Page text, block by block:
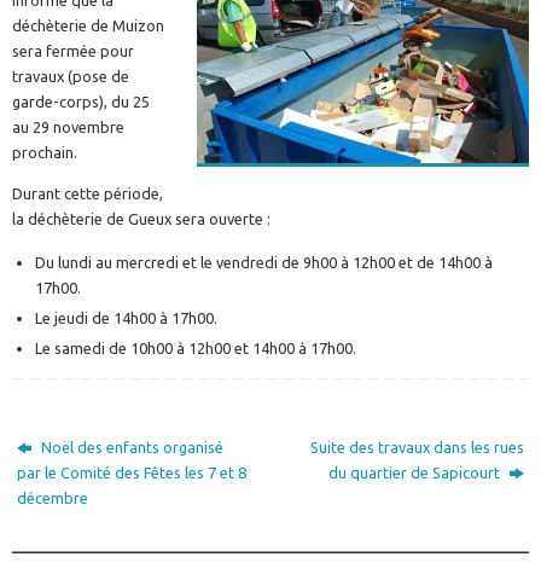
déchèterie de Muizon
sera fermée pour
travaux (pose de
garde-corps), du 25
au 29 novembre
prochain.
Durant cette période,
la déchèterie de Gueux sera ouverte :
Du lundi au mercredi et le vendredi de 9h00 à 12h00 et de 14h00 à
17h00.
Le jeudi de 14h00 à 17h00.
Le samedi de 10h00 à 12h00 et 14h00 à 17h00.
Noël des enfants organisé
par le Comité des Fêtes les 7 et 8
décembre
Suite des travaux dans les rues
du quartier de Sapicourt